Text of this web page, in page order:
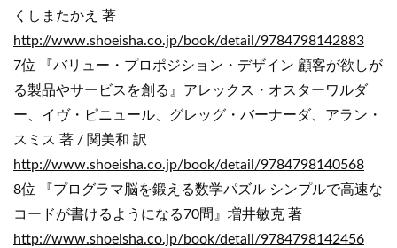
くしまたかえ 著
http://www.shoeisha.co.jp/book/detail/9784798142883
7位 『バリュー・プロポジション・デザイン 顧客が欲しが
る製品やサービスを創る』アレックス・オスターワルダ
ー、イヴ・ピニュール、グレッグ・バーナーダ、アラン・
スミス 著 / 関美和 訳
http://www.shoeisha.co.jp/book/detail/9784798140568
8位 『プログラマ脳を鍛える数学パズル シンプルで高速な
コードが書けるようになる70問』増井敏克 著
http://www.shoeisha.co.jp/book/detail/9784798142456